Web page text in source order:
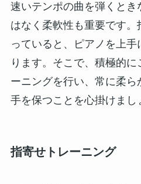
速いテンポの曲を弾くと
はなく柔軟性も重要です
っていると、ピアノを上
ります。そこで、積極的
ーニングを行い、常に柔ら
手を保つことを心掛けまし
指寄せトレーニング